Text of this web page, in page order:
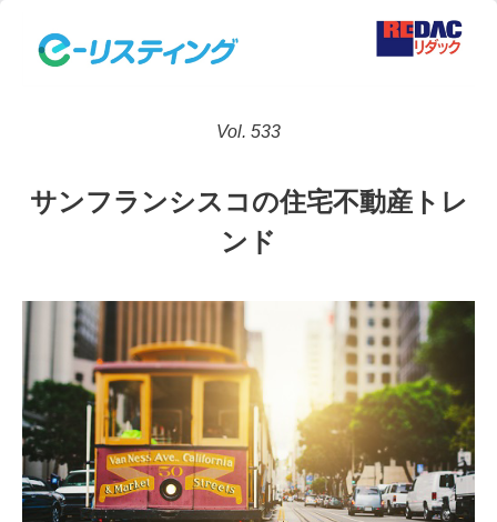
Vol. 533
サンフランシスコの住宅不動産トレ
ンド